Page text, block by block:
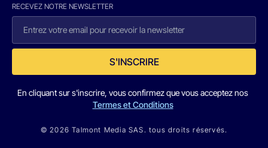
RECEVEZ NOTRE NEWSLETTER
S'INSCRIRE
En cliquant sur s'inscrire, vous confirmez que vous acceptez nos
Termes et Conditions
© 2026 Talmont Media SAS. tous droits réservés.